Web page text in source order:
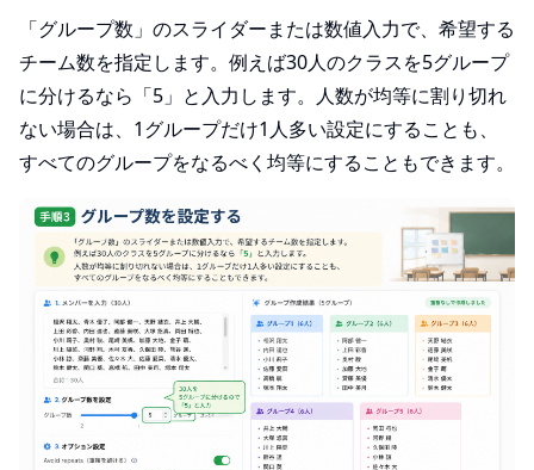
「グループ数」のスライダーまたは数値入力で、希望する
チーム数を指定します。例えば30人のクラスを5グループ
に分けるなら「5」と入力します。人数が均等に割り切れ
ない場合は、1グループだけ1人多い設定にすることも、
すべてのグループをなるべく均等にすることもできます。